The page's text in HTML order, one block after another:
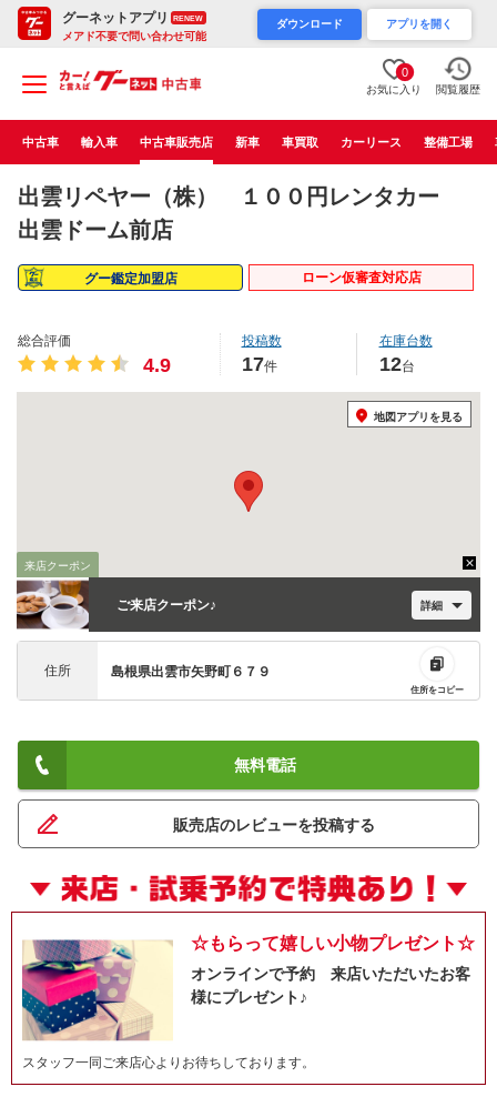
グーネットアプリ RENEW
メアド不要で問い合わせ可能
ダウンロード アプリを開く
0
お気に入り 閲覧履歴
中古車 輸入車 中古車販売店 新車 車買取 カーリース 整備工場
出雲リペヤー（株） １００円レンタカー
出雲ドーム前店
グー鑑定加盟店 ローン仮審査対応店
総合評価
4.9
投稿数
17件
在庫台数
12台
来店クーポン
ご来店クーポン♪ 詳細
地図アプリを見る
住所 島根県出雲市矢野町６７９
住所をコピー
無料電話
販売店のレビューを投稿する
☆もらって嬉しい小物プレゼント☆
オンラインで予約 来店いただいたお客
様にプレゼント♪
スタッフ一同ご来店心よりお待ちしております。